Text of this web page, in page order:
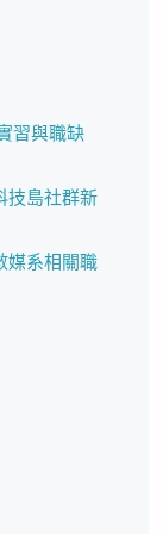
習與職缺
技島社群新
媒系相關職